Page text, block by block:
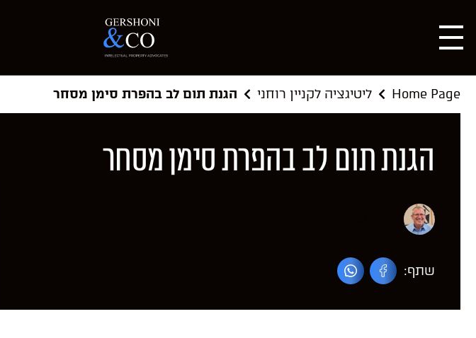
Home Page ליטיגציה לקניין רוחני הגנת תום לב בהפרת סימן מסחר
הגנת תום לב בהפרת סימן מסחר
שתף: